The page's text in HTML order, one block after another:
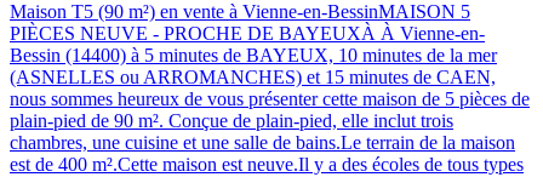
Maison T5 (90 m²) en vente à Vienne-en-BessinMAISON 5
PIÈCES NEUVE - PROCHE DE BAYEUXÀ À Vienne-en-
Bessin (14400) à 5 minutes de BAYEUX, 10 minutes de la mer
(ASNELLES ou ARROMANCHES) et 15 minutes de CAEN,
nous sommes heureux de vous présenter cette maison de 5 pièces de
plain-pied de 90 m². Conçue de plain-pied, elle inclut trois
chambres, une cuisine et une salle de bains.Le terrain de la maison
est de 400 m².Cette maison est neuve.Il y a des écoles de tous types